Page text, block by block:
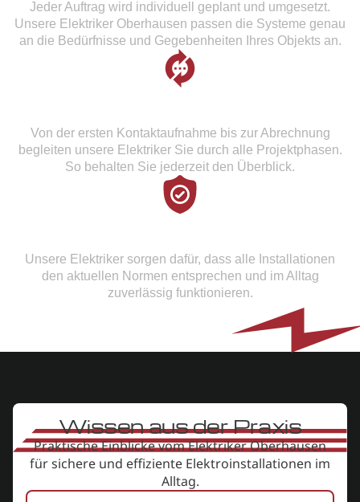
Jeder Auftrag wird individuell geplant und umgesetzt.
Unsere Elektriker Oberhausen passen die Systeme genau
an die Bedürfnisse und Gegebenheiten Ihres Objekts an.
Von der ersten Kontaktaufnahme bis zur Abrechnung
begleiten unsere Elektriker Sie durch alle Projektphasen.
So behalten Sie jederzeit den Überblick.
Unsere Elektriker sorgen dafür, dass alle Installationen
den aktuellen Normen entsprechen und im Alltag
zuverlässig funktionieren.
Wissen aus der Praxis
Praktische Einblicke vom ElektrikerOberhausen
für sichere und effiziente Elektroinstallationen im
Alltag.